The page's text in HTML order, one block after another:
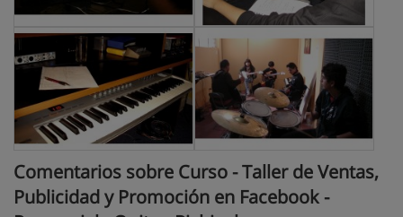
Comentarios sobre Curso - Taller de Ventas,
Publicidad y Promoción en Facebook -